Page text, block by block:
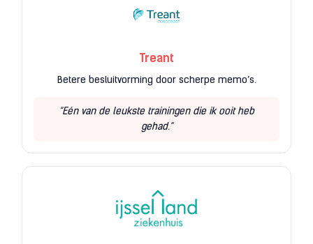
Treant
Betere besluitvorming door scherpe memo’s.
“Eén van de leukste trainingen die ik ooit heb
gehad.”